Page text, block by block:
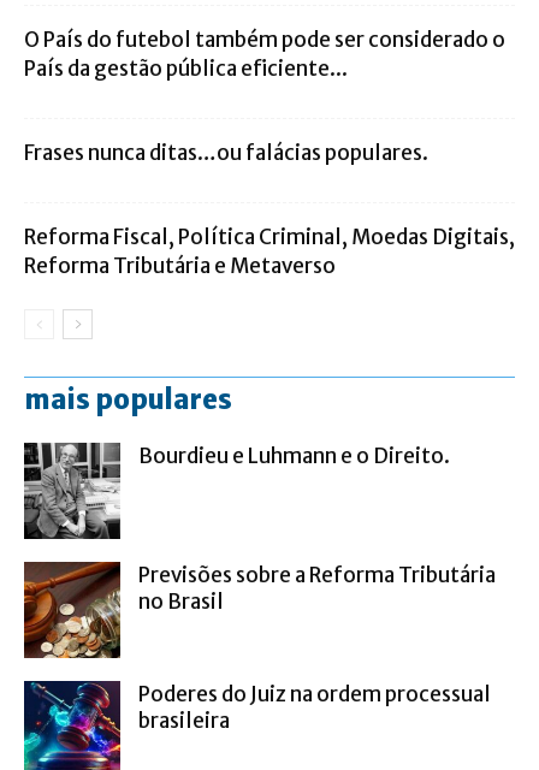
O País do futebol também pode ser considerado o
País da gestão pública eficiente...
Frases nunca ditas…ou falácias populares.
Reforma Fiscal, Política Criminal, Moedas Digitais,
Reforma Tributária e Metaverso
mais populares
Bourdieu e Luhmann e o Direito.
Previsões sobre a Reforma Tributária
no Brasil
Poderes do Juiz na ordem processual
brasileira